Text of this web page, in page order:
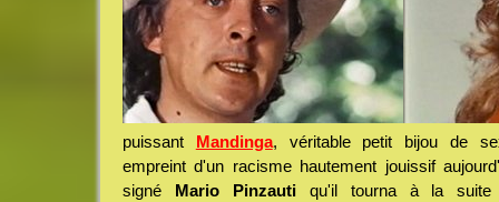
puissant Mandinga, véritable petit bijou de
empreint d'un racisme hautement jouissif
signé Mario Pinzautiqu'il tourna à la suite